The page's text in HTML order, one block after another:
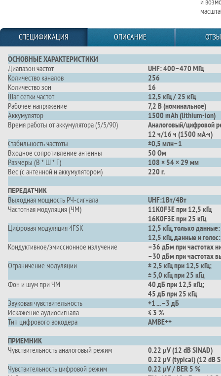
СПЕЦИФИКАЦИЯ ОПИСАНИЕ
ОСНОВНЫЕ ХАРАКТЕРИСТИКИ
Диапазон частот
UHF: 400–470 МГц
Количество каналов
256
Количество зон
16
Шаг сетки частот
12,5 кГц / 25 кГц
Рабочее напряжение
7,2 В (номинальное)
Аккумулятор
1500 mAh (lithium-ion)
Время работы от аккумулятора (5/5/90)
Аналоговый/цифровой
12 ч/16 ч (1500 мА·ч)
Стабильность частоты
±0,5 млн–1
Входное сопротивление антенны
50 Ом
Размеры (В * Ш * Г)
108 × 54 × 29 мм
Вес (с антенной и аккумулятором)
220 г.
ПЕРЕДАТЧИК
Выходная мощность РЧ-сигнала
UHF:1Вт/4Вт
Частотная модуляция (ЧМ)
11K0F3E при 12,5 кГц
16K0F3E при 25 кГц
Цифровая модуляция 4FSK
12,5 кГц, только
12,5 кГц, данные и
Кондуктивное/эмиссионное излучение
–36 дБм при частотах
–30 дБм при частотах
Ограничение модуляции
± 2,5 кГц при 12,5 кГц;
± 5,0 кГц при 25 кГц
Фон и шум при ЧМ
40 дБ при 12,5 кГц;
45 дБ при 25 кГц
Звуковая чувствительность
+1 ... –3 дБ
Искажение аудиосигнала
≤ 3 %
Тип цифрового вокодера
AMBE++
ПРИЕМНИК
Чувствительность аналоговый режим
0.22 μV (12 dB SINAD)
0.22 μV (typical) (12 dB
Чувствительность цифровой режим
0.22 μV / BER 5 %